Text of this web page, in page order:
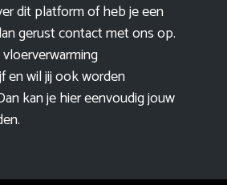
dit platform of heb je een
gerust contact met ons op.
en wil jij ook worden
kan je hier eenvoudigjouw
.